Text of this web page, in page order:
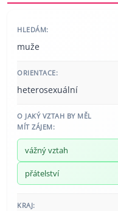
HLEDÁM:
muže
ORIENTACE:
heterosexuální
O JAKÝ VZTAH BY MĚL
MÍT ZÁJEM:
vážný vztah
přátelství
KRAJ: